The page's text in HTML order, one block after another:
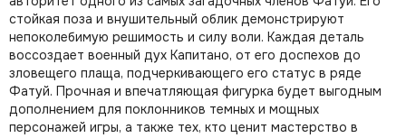
стойкая поза и внушительный облик демонстрируют
непоколебимую решимость и силу воли. Каждая деталь
воссоздает военный дух Капитано, от его доспехов до
зловещего плаща, подчеркивающего его статус в ряде
Фатуй. Прочная и впечатляющая фигурка будет выгодным
дополнением для поклонников темных и мощных
персонажей игры, а также тех, кто ценит мастерство в